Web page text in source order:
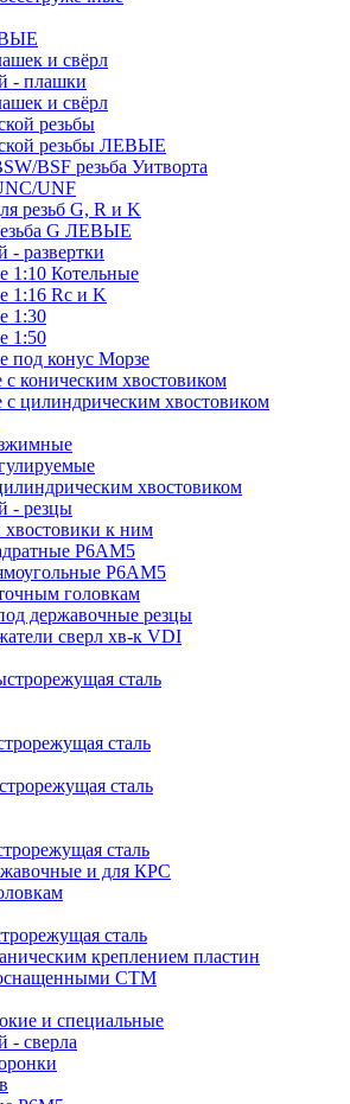
и свёрл
- плашки
и свёрл
резьбы
резьбы ЛЕВЫЕ
BSF резьба Уитворта
UNF
резьб G, R и K
G ЛЕВЫЕ
развертки
1:10 Котельные
1:16 Rc и K
1:30
1:50
под конус Морзе
коническим хвостовиком
цилиндрическим хвостовиком
хвостовиком
- резцы
хвостовики к ним
Р6АМ5
Р6АМ5
головкам
державочные резцы
сверл хв-к VDI
сталь
сталь
сталь
сталь
и для КРС
сталь
креплением пластин
оснащенными СТМ
и специальные
- сверла